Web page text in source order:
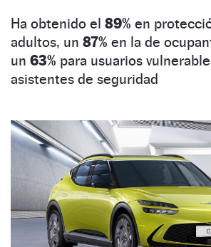
Ha obtenido el 89% en
adultos, un 87% en la de
un 63% para usuarios
asistentes de seguridad